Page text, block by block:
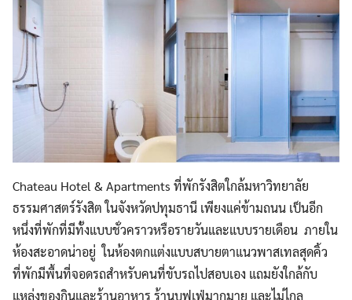
Chateau Hotel & Apartments ที่พักรังสิตใกล้มหาวิทยาลัย
ธรรมศาสตร์รังสิต ในจังหวัดปทุมธานี เพียงแค่ข้ามถนน เป็นอีก
หนึ่งที่พักที่มีทั้งแบบชั่วคราวหรือรายวันและแบบรายเดือน ภายใน
ห้องสะอาดน่าอยู่ ในห้องตกแต่งแบบสบายตาแนวพาสเทลสุดคิ้ว
ที่พักมีพื้นที่จอดรถสำหรับคนที่ขับรถไปสอบเอง แถมยังใกล้กับ
แหล่งของกินและร้านอาหาร ร้านบุฟเฟ่มากมาย และไม่ไกล